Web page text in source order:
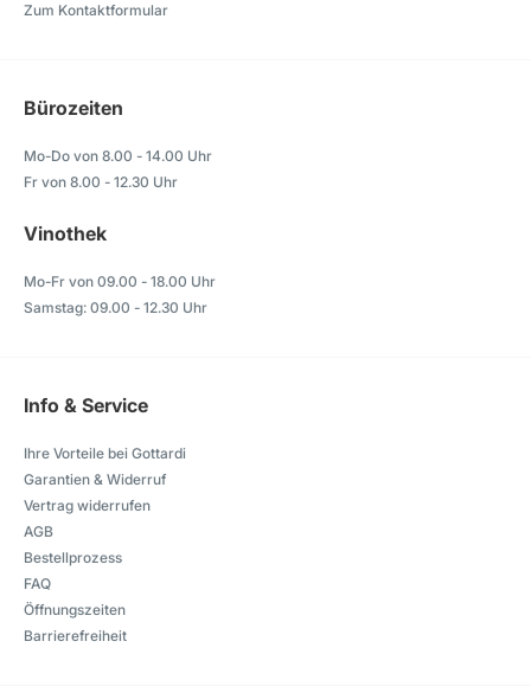
Zum Kontaktformular
Bürozeiten
Mo-Do von 8.00 - 14.00 Uhr
Fr von 8.00 - 12.30 Uhr
Vinothek
Mo-Fr von 09.00 - 18.00 Uhr
Samstag: 09.00 - 12.30 Uhr
Info & Service
Ihre Vorteile bei Gottardi
Garantien & Widerruf
Vertrag widerrufen
AGB
Bestellprozess
FAQ
Öffnungszeiten
Barrierefreiheit